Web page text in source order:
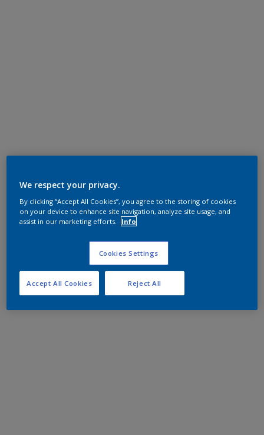
We respect your privacy.
By clicking “Accept All Cookies”, you agree to the storing of cookies
on your device to enhance site navigation, analyze site usage, and
assist in our marketing efforts.
Info
Cookies Settings
Reject All
Accept All Cookies